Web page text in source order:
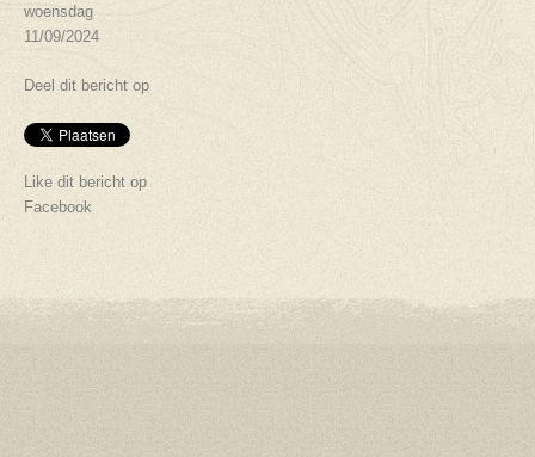
woensdag
11/09/2024
Deel dit bericht op
Like dit bericht op
Facebook